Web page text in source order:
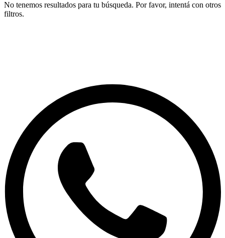
No tenemos resultados para tu búsqueda. Por favor, intentá con otros
filtros.